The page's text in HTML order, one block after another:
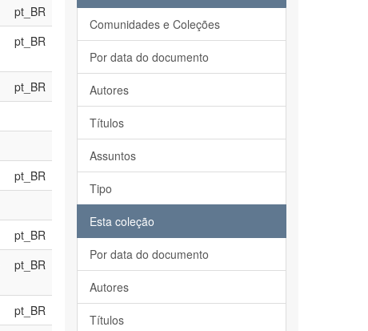
pt_BR
pt_BR
pt_BR
pt_BR
pt_BR
pt_BR
pt_BR
Comunidades e Coleções
Por data do documento
Autores
Títulos
Assuntos
Tipo
Esta coleção
Por data do documento
Autores
Títulos